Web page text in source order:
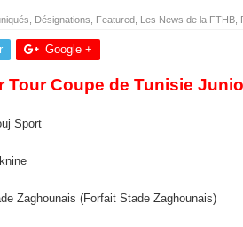
Désignations Featured Les News de la FTHB
Google +
Tour Coupe de Tunisie
Sport
Zaghounais (Forfait Stade Zaghounais)